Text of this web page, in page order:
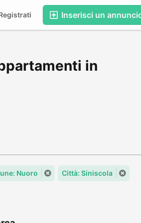
Inserisci un
in
Nuoro Città: Siniscola